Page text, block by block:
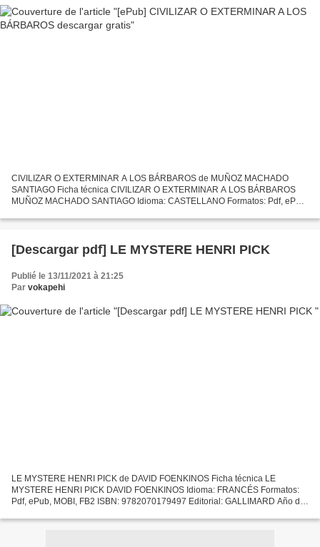
CIVILIZAR O EXTERMINAR A LOS BÁRBAROS de MUÑOZ MACHADO
SANTIAGO Ficha técnica CIVILIZAR O EXTERMINAR A LOS BÁRBAROS
MUÑOZ MACHADO SANTIAGO Idioma: CASTELLANO Formatos: Pdf, ePub,
eBook...
[Descargar pdf] LE MYSTERE HENRI PICK
Publié le 13/11/2021 à 21:25
Par vokapehi
LE MYSTERE HENRI PICK de DAVID FOENKINOS Ficha técnica LE
MYSTERE HENRI PICK DAVID FOENKINOS Idioma: FRANCÉS Formatos:
Pdf, ePub, MOBI, FB2 ISBN: 9782070179497 Editorial: GALLIMARD Año de